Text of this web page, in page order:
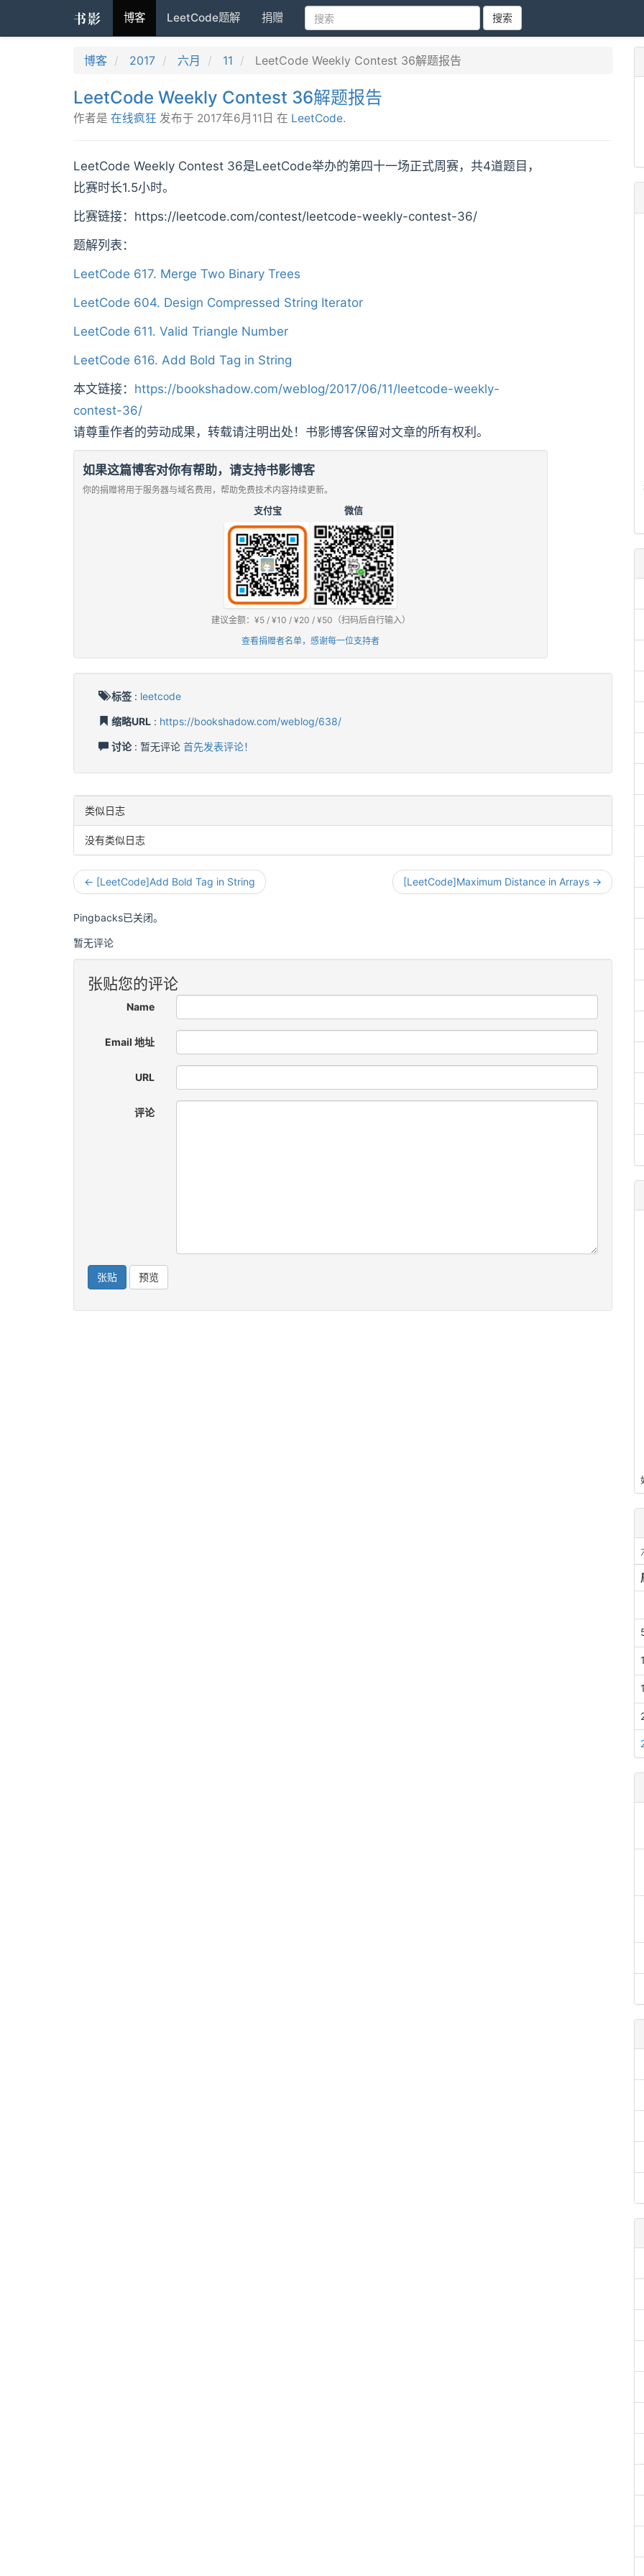
书影 博客 LeetCode题解 捐赠 搜索
博客 2017 六月 11 LeetCode Weekly Contest 36解题报告
LeetCode Weekly Contest 36解题报告
作者是 在线疯狂 发布于 2017年6月11日 在 LeetCode.
LeetCode Weekly Contest 36是LeetCode举办的第四十一场正式周赛，共4道题目，
比赛时长1.5小时。
比赛链接：https://leetcode.com/contest/leetcode-weekly-contest-36/
题解列表：
LeetCode 617. Merge Two Binary Trees
LeetCode 604. Design Compressed String Iterator
LeetCode 611. Valid Triangle Number
LeetCode 616. Add Bold Tag in String
本文链接： https://bookshadow.com/weblog/2017/06/11/leetcode-weekly-
contest-36/
请尊重作者的劳动成果，转载请注明出处！书影博客保留对文章的所有权利。
如果这篇博客对你有帮助，请支持书影博客
你的捐赠将用于服务器与域名费用，帮助免费技术内容持续更新。
支付宝 微信
建议金额：¥5 / ¥10 / ¥20 / ¥50（扫码后自行输入）
查看捐赠者名单，感谢每一位支持者
标签 : leetcode
缩略URL : https://bookshadow.com/weblog/638/
讨论: 暂无评论 首先发表评论！
类似日志
没有类似日志
[LeetCode]Maximum Distance in Arrays →
← [LeetCode]Add Bold Tag in String
Pingbacks已关闭。
暂无评论
张贴您的评论
Name
Email 地址
URL
评论